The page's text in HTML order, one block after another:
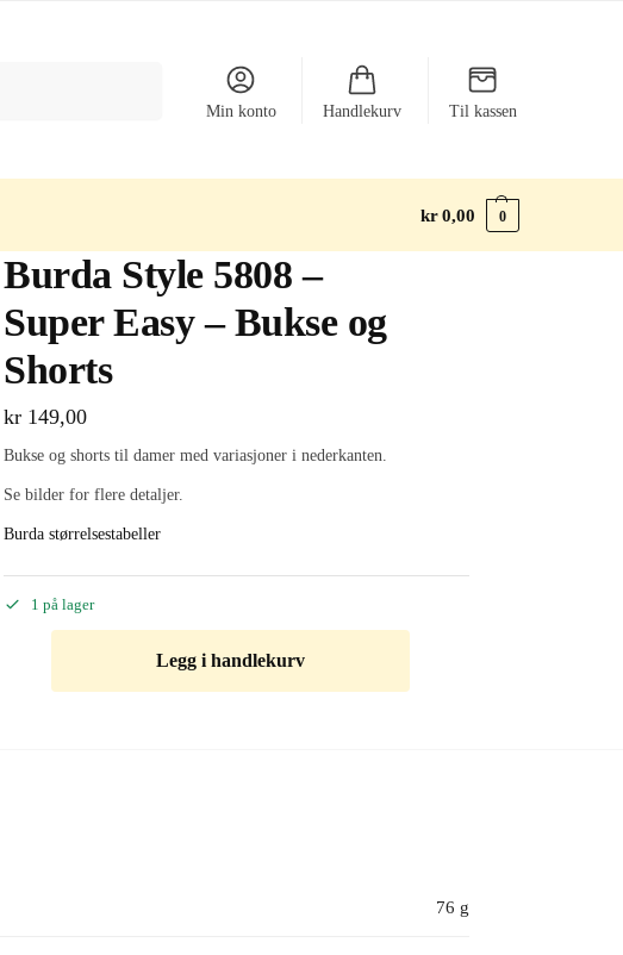
Min konto Handlekurv Til kassen
kr0,00 0
Burda Style 5808 –
Super Easy – Bukse og
Shorts
kr 149,00
Bukse og shorts til damer med variasjoner i nederkanten.
Se bilder for flere detaljer.
Burda størrelsestabeller
1 på lager
Legg i handlekurv
76 g